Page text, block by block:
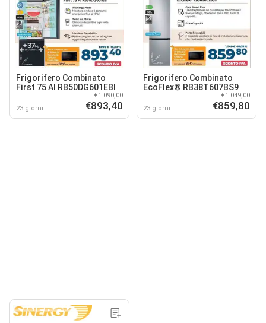
Frigorifero Combinato
First 75 AI RB50DG601EBI
23 giorni
€1.090,00
€893,40
Frigorifero Combinato
EcoFlex® RB38T607BS9
23 giorni
€1.049,00
€859,80